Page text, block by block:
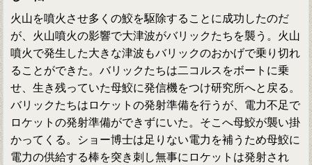
火山を噴火させ多くの鮫を駆除することに成功したのだ
が、火山噴火の影響で大津波がバリックたちを襲う。火山
噴火で発生した大きな津波もバリックのおかげで乗り切れ
ることができた。バリックたちは二コルスをボートに乗
せ、生き残っていた母鮫に発信機をつけ研究所へと戻る。
バリックたちはロケットの発射準備を行うが、電力不足で
ロケットの発射準備ができずにいた。そこへ母鮫が襲い掛
かってくる。ショー博士は足りない電力を補うため母鮫に
電力の供給する棒を突き刺し無事にロケットは発射され